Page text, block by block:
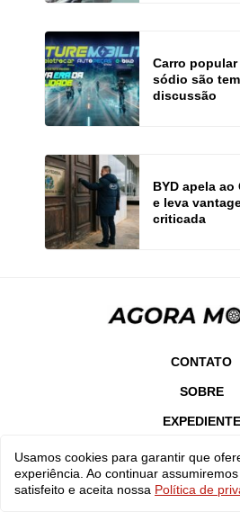
Carro
sódio são
discussão
BYD apela
e leva
criticada
CONTATO
SOBRE
EXPEDIENTE
VAGAS
POLÍTICA DE
Usamos cookies para garantir que
experiência. Ao continuar
satisfeito e aceita nossa Política de